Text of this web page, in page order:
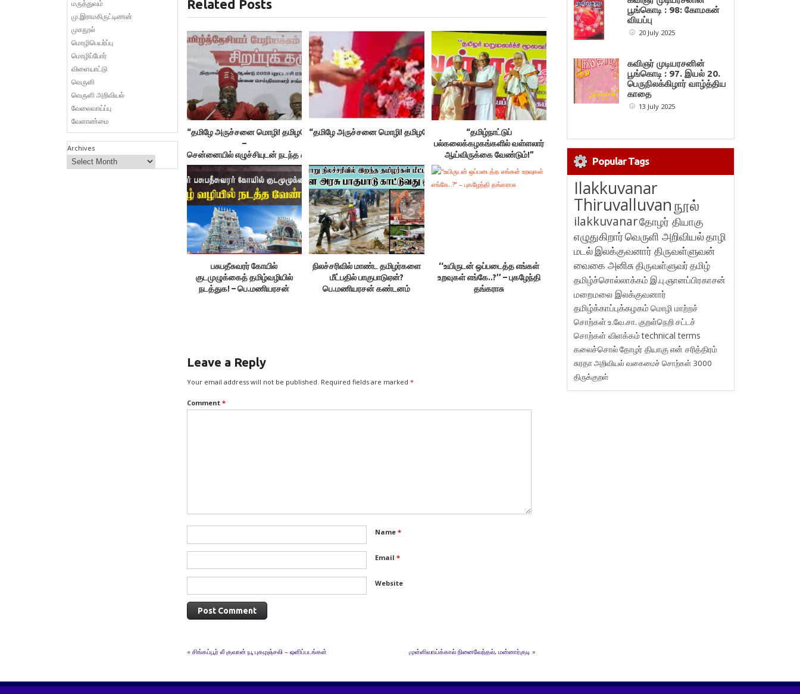
Related Posts
“தமிழே அருச்சனை மொழி! தமிழரே அருச்சகர்!”
–
சென்னையில் எழுச்சியுடன் நடந்த கருத்தரங்கம்!
“தமிழே அருச்சனை மொழி! தமிழரே அருச்சகர்!”சென்னையில் சிறப்புக் கருத்தரங்கம்!
“தமிழ்நாட்டுப்
பல்கலைக்கழகங்களில் வள்ளலார்
ஆய்விருக்கை வேண்டும்!”
பசுபதீசுவரர் கோயில்
குடமுழுக்கைத் தமிழ்வழியில்
நடத்துக! – பெ.மணியரசன்
நிலச்சரிவில் மாண்ட தமிழர்களை
மீட்பதில் பாகுபாடுஏன்?
பெ.மணியரசன் கண்டனம்
‘‘உயிருடன் ஒப்படைத்த எங்கள்
உறவுகள் எங்கே..?’’ – புகழேந்தி
தங்கராசு
Leave a Reply
Your email address will not be published. Required fields are marked *
Comment *
Name *
Email *
Website
« சிங்கப்பூர் லீ குவான் யூ புகழஞ்சலி – ஒளிப்படங்கள் முள்ளிவாய்க்கால் நினைவேந்தல், மன்னார்குடி »
மருத்துவம்
மு.இராமகிருட்டிணன்
முகநூல்
மொழிபெயர்ப்பு
மொழிப்போர்
விளையாட்டு
வெருளி
வெருளி அறிவியல்
வேலைவாய்ப்பு
வேளாண்மை
Archives
பூங்கொடி : 98: கோமகன்
வியப்பு
20 July 2025
கவிஞர் முடியரசனின்
பூங்கொடி : 97. இயல் 20.
பெருநிலக்கிழார் வாழ்த்திய
காதை
13 July 2025
Popular Tags
Ilakkuvanar
Thiruvalluvanநூல்
ilakkuvanarதோழர் தியாகு
எழுதுகிறார்வெருளி அறிவியல்தாழி
மடல்இலக்குவனார் திருவள்ளுவன்
வைகை அனிசுதிருவள்ளுவர்தமிழ்
தமிழ்ச்சொல்லாக்கம் இ.பு.ஞானப்பிரகாசன்
மறைமலை இலக்குவனார்
தமிழ்க்காப்புக்கழகம் மொழி மாற்றச்
சொற்கள்உ.வே.சா. குறள்நெறி சட்டச்
சொற்கள் விளக்கம்technical terms
கலைச்சொல்தோழர் தியாகுஎன் சரித்திரம்
சுரதாஅறிவியல் வகைமைச் சொற்கள் 3000
திருக்குறள்